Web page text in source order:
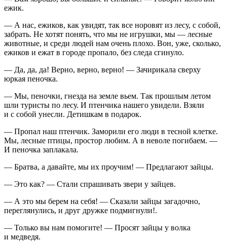
ежик.
— А нас, ежиков, как увидят, так все норовят из лесу, с собой,
забрать. Не хотят понять, что мы не игрушки, мы — лесные
животные, и среди людей нам очень плохо. Вон, уже, сколько,
ежиков и ежат в городе пропало, без следа сгинуло.
— Да, да, да! Верно, верно, верно! — Зачирикала сверху
юркая пеночка.
— Мы, пеночки, гнезда на земле вьем. Так прошлым летом
шли туристы по лесу. И птенчика нашего увидели. Взяли
и с собой унесли. Детишкам в подарок.
— Пропал наш птенчик. Заморили его люди в тесной клетке.
Мы, лесные птицы, простор любим. А в неволе погибаем. —
И пеночка заплакала.
— Братва, а давайте, мы их проучим! — Предлагают зайцы.
— Это как? — Стали спрашивать звери у зайцев.
— А это мы берем на себя! — Сказали зайцы загадочно,
переглянулись, и друг дружке подмигнули!.
— Только вы нам помогите! — Просят зайцы у волка
и медведя.